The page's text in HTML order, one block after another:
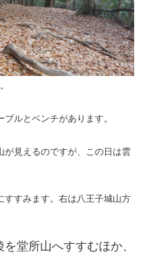
ルとベンチがあります。
が見えるのですが、この日は雲
すすみます。右は八王子城山方
堂所山へすすむほか、